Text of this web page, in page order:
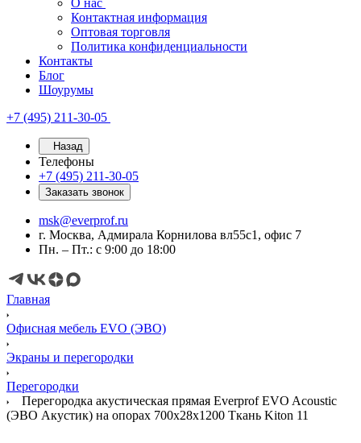
О нас
Контактная информация
Оптовая торговля
Политика конфиденциальности
Контакты
Блог
Шоурумы
+7 (495) 211-30-05
Назад
Телефоны
+7 (495) 211-30-05
Заказать звонок
msk@everprof.ru
г. Москва, Адмирала Корнилова вл55с1, офис 7
Пн. – Пт.: с 9:00 до 18:00
Главная
Офисная мебель EVO (ЭВО)
Экраны и перегородки
Перегородки
Перегородка акустическая прямая Everprof EVO Acoustic
(ЭВО Акустик) на опорах 700х28х1200 Ткань Kiton 11